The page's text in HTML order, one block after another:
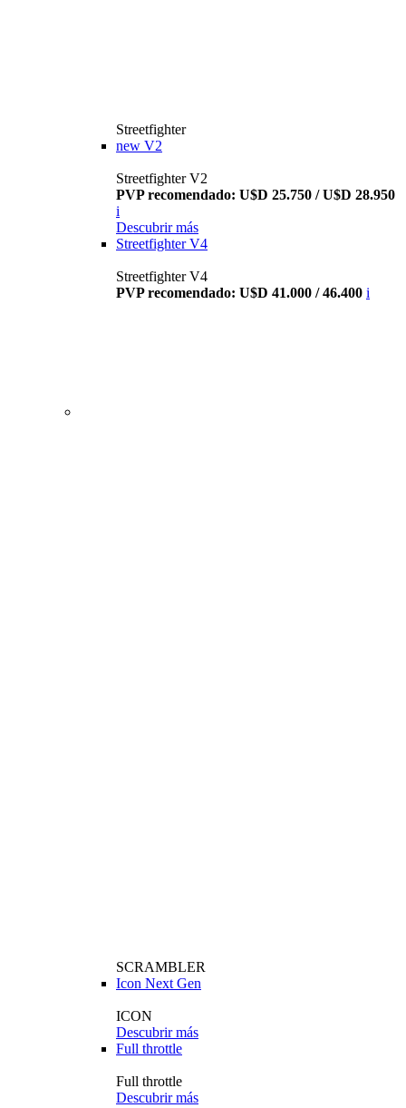
Streetfighter
new V2
Streetfighter V2
PVP recomendado: U$D 25.750 / U$D 28.950
i
Descubrir más
Streetfighter V4
Streetfighter V4
PVP recomendado: U$D 41.000 / 46.400 i
SCRAMBLER
Icon Next Gen
ICON
Descubrir más
Full throttle
Full throttle
Descubrir más